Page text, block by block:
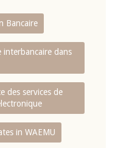
Bancaire
interbancaire dans
des services de
in WAEMU